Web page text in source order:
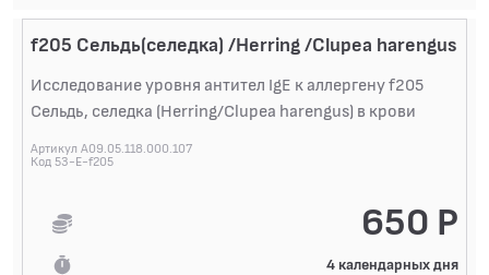
КОАГУЛОЛОГИЧЕСКИЕ ИССЛЕДОВАНИЯ
ПЦР-ДИАГНОСТИКА ИНФЕКЦИЙ
ЦИТОЛОГИЧЕСКИЕ ИССЛЕДОВАНИЯ
f205 Сельдь(селедка) /Herring /Clupea harengus
Исследование уровня антител IgE к аллергену f205
Сельдь, селедка (Herring/Clupea harengus) в крови
Артикул A09.05.118.000.107
Код 53-E-f205
650 Р
4 календарных дня